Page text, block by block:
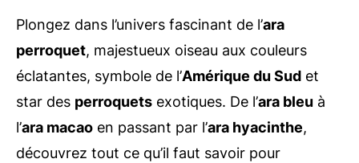
Plongez dans l’univers fascinant de l’ara
perroquet, majestueux oiseau aux couleurs
éclatantes, symbole de l’Amérique du Sud et
star des perroquets exotiques. De l’ara bleu à
l’ara macao en passant par l’ara hyacinthe,
découvrez tout ce qu’il faut savoir pour